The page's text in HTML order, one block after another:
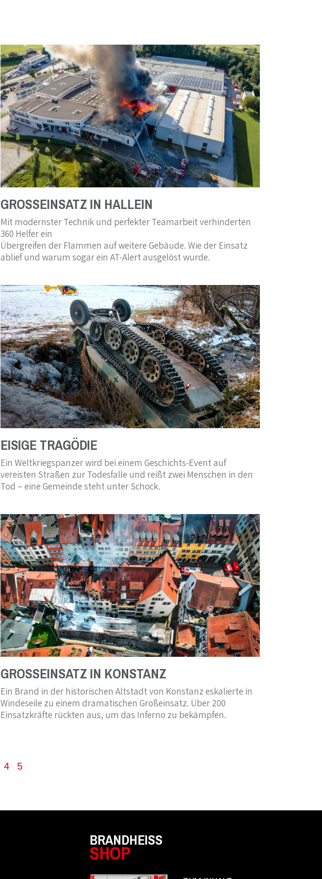
GROSSEINSATZ IN HALLEIN
Mit modernster Technik und perfekter Teamarbeit verhinderten
360 Helfer ein
Übergreifen der Flammen auf weitere Gebäude. Wie der Einsatz
ablief und warum sogar ein AT-Alert ausgelöst wurde.
EISIGE TRAGÖDIE
Ein Weltkriegspanzer wird bei einem Geschichts-Event auf
vereisten Straßen zur Todesfalle und reißt zwei Menschen in den
Tod – eine Gemeinde steht unter Schock.
GROSSEINSATZ IN KONSTANZ
Ein Brand in der historischen Altstadt von Konstanz eskalierte in
Windeseile zu einem dramatischen Großeinsatz. Über 200
Einsatzkräfte rückten aus, um das Inferno zu bekämpfen.
4 5
BRANDHEISS
SHOP